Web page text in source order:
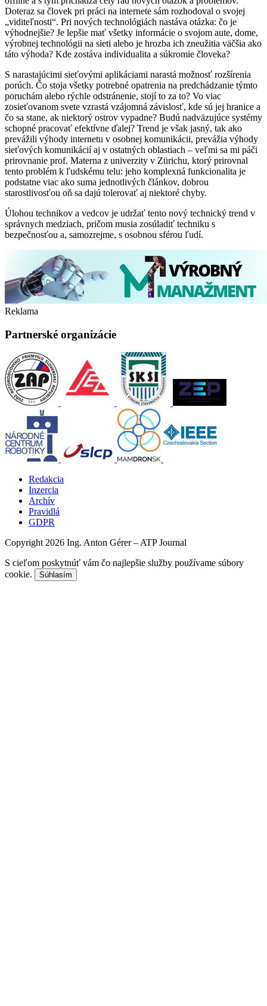
Doteraz sa človek pri práci na internete sám rozhodoval o svojej
„viditeľnosti“. Pri nových technológiách nastáva otázka: čo je
výhodnejšie? Je lepšie mať všetky informácie o svojom aute, dome,
výrobnej technológii na sieti alebo je hrozba ich zneužitia väčšia ako
táto výhoda? Kde zostáva individualita a súkromie človeka?
S narastajúcimi sieťovými aplikáciami narastá možnosť rozšírenia
porúch. Čo stoja všetky potrebné opatrenia na predchádzanie týmto
poruchám alebo rýchle odstránenie, stojí to za to? Vo viac
zosieťovanom svete vzrastá vzájomná závislosť, kde sú jej hranice a
čo sa stane, ak niektorý ostrov vypadne? Budú nadväzujúce systémy
schopné pracovať efektívne ďalej? Trend je však jasný, tak ako
prevážili výhody internetu v osobnej komunikácii, prevážia výhody
sieťových komunikácií aj v ostatných oblastiach – veľmi sa mi páči
prirovnanie prof. Materna z univerzity v Zürichu, ktorý prirovnal
tento problém k ľudskému telu: jeho komplexná funkcionalita je
podstatne viac ako suma jednotlivých článkov, dobrou
starostlivosťou oň sa dajú tolerovať aj niektoré chyby.
Úlohou technikov a vedcov je udržať tento nový technický trend v
správnych medziach, pričom musia zosúladiť techniku s
bezpečnosťou a, samozrejme, s osobnou sférou ľudí.
Reklama
Partnerské organizácie
Redakcia
Inzercia
Archív
Pravidlá
GDPR
Copyright 2026 Ing. Anton Gérer – ATP Journal
S cieľom poskytnúť vám čo najlepšie služby používame súbory
cookie.
Súhlasím